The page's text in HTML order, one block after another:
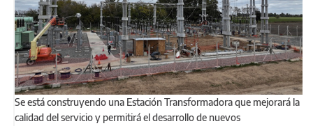
Se está construyendo una Estación Transformadora que mejorará la
calidad del servicio y permitirá el desarrollo de nuevos